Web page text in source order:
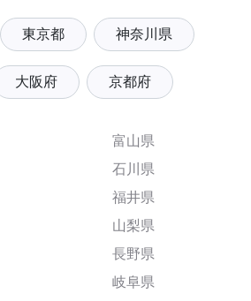
東京都 神奈川県
大阪府 京都府
富山県
石川県
福井県
山梨県
長野県
岐阜県